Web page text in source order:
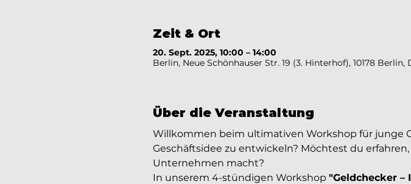
Zeit & Ort
20. Sept. 2025, 10:00 – 14:00
Berlin, Neue Schönhauser Str. 19 (3. Hinterhof), 10178 Berlin,
Über die Veranstaltung
Willkommen beim ultimativen Workshop für junge
Geschäftsidee zu entwickeln? Möchtest du
Unternehmen macht?
In unserem 4-stündigen Workshop "Geldchecker